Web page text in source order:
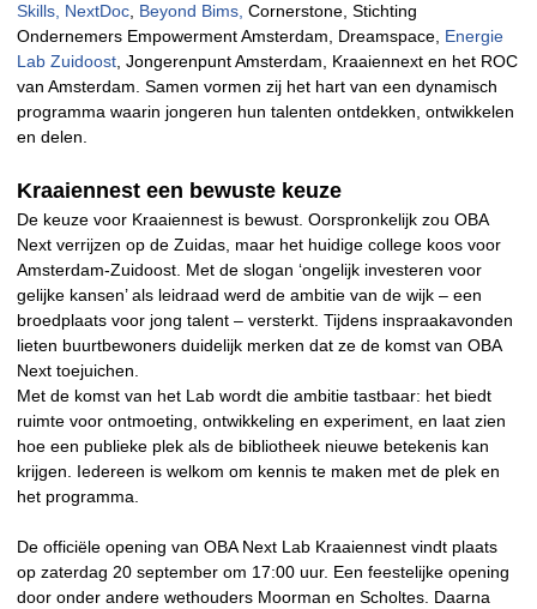
Skills, NextDoc Beyond Bims, Cornerstone, Stichting
Ondernemers Empowerment Amsterdam, Dreamspace, Energie
Lab Zuidoost , Jongerenpunt Amsterdam, Kraaiennext en het ROC
van Amsterdam. Samen vormen zij het hart van een dynamisch
programma waarin jongeren hun talenten ontdekken, ontwikkelen
en delen.
Kraaiennest een bewuste keuze
De keuze voor Kraaiennest is bewust. Oorspronkelijk zou OBA
Next verrijzen op de Zuidas, maar het huidige college koos voor
Amsterdam-Zuidoost. Met de slogan ‘ongelijk investeren voor
gelijke kansen’ als leidraad werd de ambitie van de wijk – een
broedplaats voor jong talent – versterkt. Tijdens inspraakavonden
lieten buurtbewoners duidelijk merken dat ze de komst van OBA
Next toejuichen.
Met de komst van het Lab wordt die ambitie tastbaar: het biedt
ruimte voor ontmoeting, ontwikkeling en experiment, en laat zien
hoe een publieke plek als de bibliotheek nieuwe betekenis kan
krijgen. Iedereen is welkom om kennis te maken met de plek en
het programma.
De officiële opening van OBA Next Lab Kraaiennest vindt plaats
op zaterdag 20 september om 17:00 uur. Een feestelijke opening
door onder andere wethouders Moorman en Scholtes. Daarna